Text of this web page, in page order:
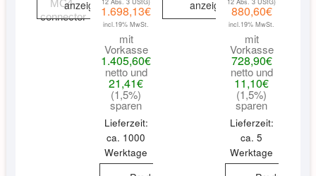
MC4-
connector
anzeigen12 Abs. 3 UStG)
1.698,13€
incl.19% MwSt.
mit
Vorkasse
1.405,60€
netto und
21,41€
(1,5%)
sparen
Lieferzeit:
ca. 1000
Werktage
anzeigen12 Abs. 3 UStG)
880,60€
incl.19% MwSt.
mit
Vorkasse
728,90€
netto und
11,10€
(1,5%)
sparen
Lieferzeit:
ca. 5
Werktage